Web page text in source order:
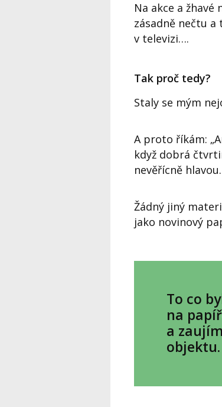
Na akce a
zásadně nečtu
v televizi….
Tak proč tedy?
Staly se mým
A proto říkám:
když dobrá
nevěřícně hlavou.
Žádný jiný
jako novinový
To co
na
a
objektu.